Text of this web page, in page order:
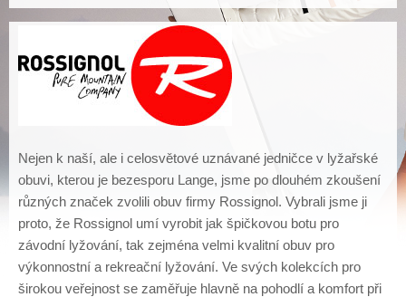
Chcete Vašim nohám dopřát komfort a pohodlí? Chcete
maximálně ochránit Váš pohybový aparát? Pokud ano,
tak Vám nabízíme řešení! Individualizaci obuvi jsme totiž
dotáhli až na vrchol. Během cca 20 minut Vám na
nejmodernější technologii od francouzské firmy Sidas
zhotovíme podle otisku Vašeho chodidla3D sportovní
vložkydo Vaší lyžařské, běžecké, golfové či jiné obuvi
a posuneme tak Vaše boty bez nadsázky o několik úrovní
Nejen k naší, ale i celosvětové uznávané jedničce v lyžařské
obuvi, kterou je bezesporu Lange, jsme po dlouhém zkoušení
různých značek zvolili obuv firmy Rossignol. Vybrali jsme ji
proto, že Rossignol umí vyrobit jak špičkovou botu pro
závodní lyžování, tak zejména velmi kvalitní obuv pro
výkonnostní a rekreační lyžování. Ve svých kolekcích pro
širokou veřejnost se zaměřuje hlavně na pohodlí a komfort při